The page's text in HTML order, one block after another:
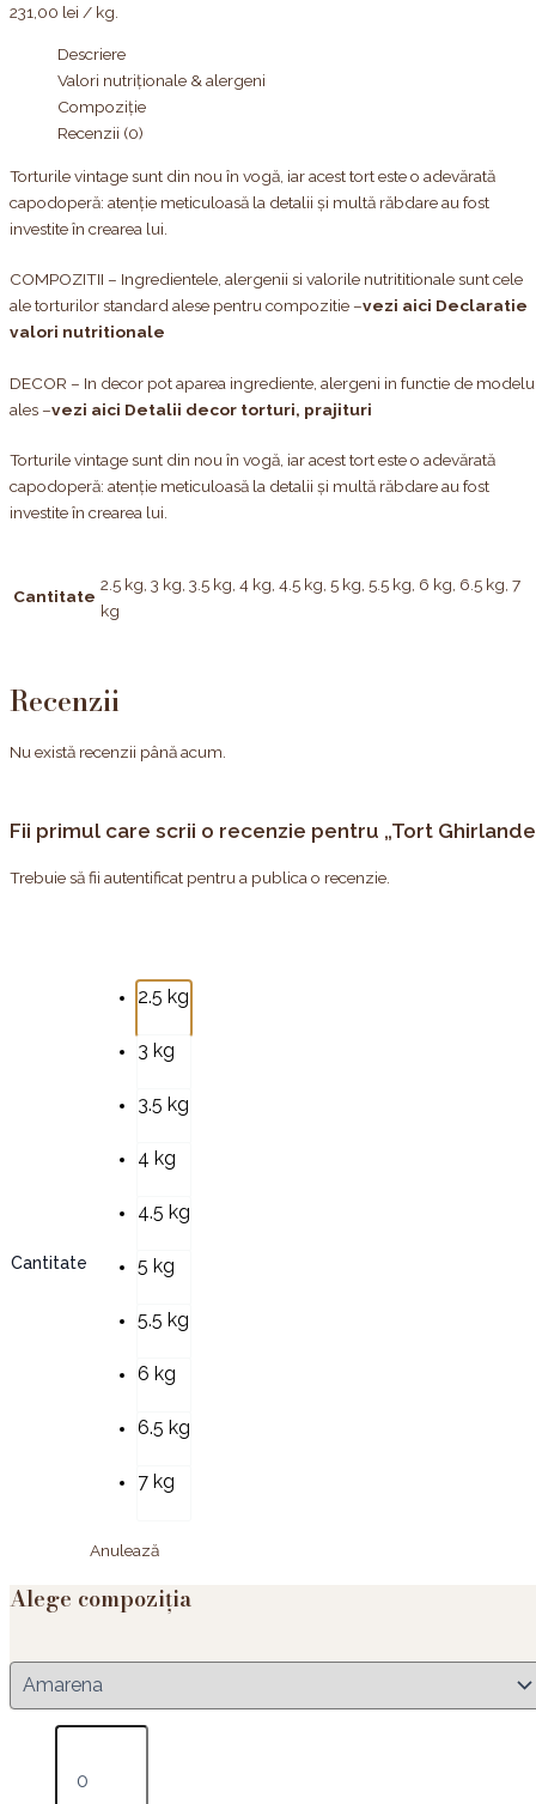
231,00 lei / kg.
Descriere
Valori nutriționale & alergeni
Compoziție
Recenzii (0)
Torturile vintage sunt din nou în vogă, iar acest tort este o adevărată
capodoperă: atenție meticuloasă la detalii și multă răbdare au fost
investite în crearea lui.
COMPOZITII – Ingredientele, alergenii si valorile nutrititionale sunt cele
ale torturilor standard alese pentru compozitie –vezi aici Declaratie
valori nutritionale
DECOR – In decor pot aparea ingrediente, alergeni in functie de
ales –vezi aici Detalii decor torturi, prajituri
Torturile vintage sunt din nou în vogă, iar acest tort este o adevărată
capodoperă: atenție meticuloasă la detalii și multă răbdare au fost
investite în crearea lui.
Cantitate
2.5 kg, 3 kg, 3.5 kg, 4 kg, 4.5 kg, 5 kg, 5.5 kg, 6 kg, 6.5 kg, 7
kg
Recenzii
Nu există recenzii până acum.
Fii primul care scrii o recenzie pentru „Tort
Trebuie să fii autentificat pentru a publica o recenzie.
Cantitate
2.5 kg
3 kg
3.5 kg
4 kg
4.5 kg
5 kg
5.5 kg
6 kg
6.5 kg
7 kg
Anulează
Alege compoziția